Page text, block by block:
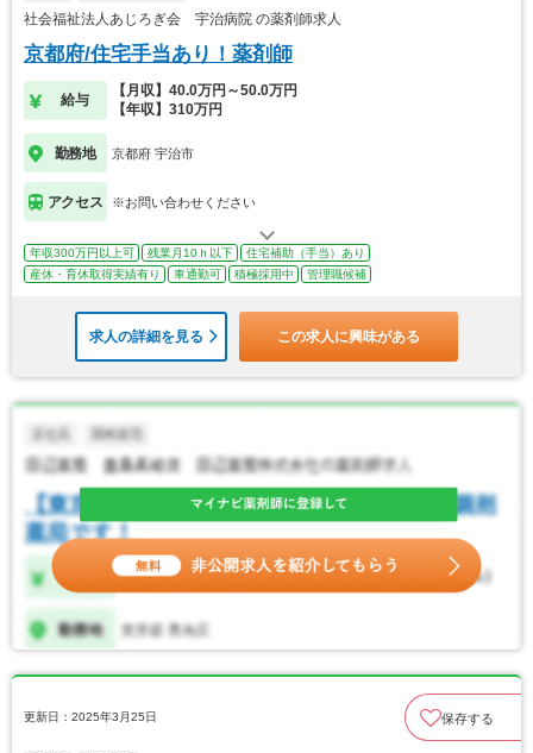
社会福祉法人あじろぎ会 宇治病院 の薬剤師求人
京都府/住宅手当あり！薬剤師
給与
【月収】40.0万円～50.0万円
【年収】310万円
勤務地 京都府 宇治市
アクセス ※お問い合わせください
年収300万円以上可 残業月10ｈ以下
住宅補助（手当）あり
産休・育休取得実績有り
車通勤可 積極採用中 管理職候補
求人の詳細を見る この求人に興味がある
更新日：2025年3月25日 保存する